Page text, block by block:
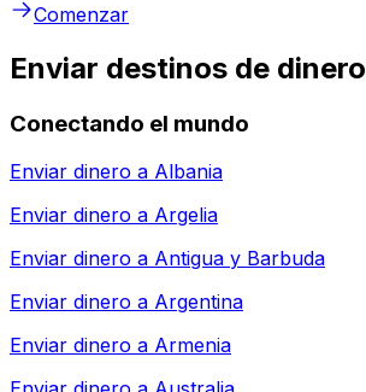
Comenzar
Enviar destinos de dinero
Conectando el mundo
Enviar dinero a Albania
Enviar dinero a Argelia
Enviar dinero a Antigua y Barbuda
Enviar dinero a Argentina
Enviar dinero a Armenia